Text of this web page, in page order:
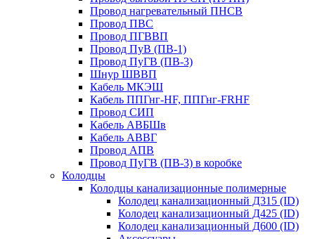
Провод нагревательный ПНСВ
Провод ПВС
Провод ПГВВП
Провод ПуВ (ПВ-1)
Провод ПуГВ (ПВ-3)
Шнур ШВВП
Кабель МКЭШ
Кабель ППГнг-HF, ППГнг-FRHF
Провод СИП
Кабель АВБШв
Кабель АВВГ
Провод АПВ
Провод ПуГВ (ПВ-3) в коробке
Колодцы
Колодцы канализационные полимерные
Колодец канализационный Д315 (ID)
Колодец канализационный Д425 (ID)
Колодец канализационный Д600 (ID)